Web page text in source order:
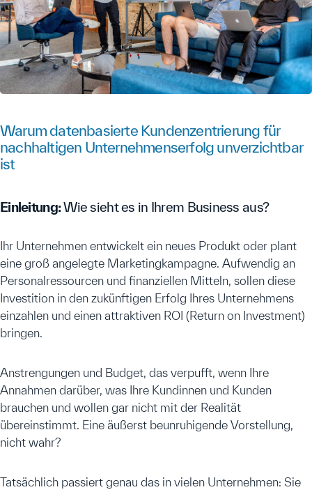
Warum datenbasierte Kundenzentrierung für
nachhaltigen Unternehmenserfolg unverzichtbar
ist
Einleitung:Wie sieht es in Ihrem Business aus?
Ihr Unternehmen entwickelt ein neues Produkt oder plant
eine groß angelegte Marketingkampagne. Aufwendig an
Personalressourcen und finanziellen Mitteln, sollen diese
Investition in den zukünftigen Erfolg Ihres Unternehmens
einzahlen und einen attraktiven ROI (Return on Investment)
bringen.
Anstrengungen und Budget, das verpufft, wenn Ihre
Annahmen darüber, was Ihre Kundinnen und Kunden
brauchen und wollen gar nicht mit der Realität
übereinstimmt. Eine äußerst beunruhigende Vorstellung,
nicht wahr?
Tatsächlich passiert genau das in vielen Unternehmen: Sie